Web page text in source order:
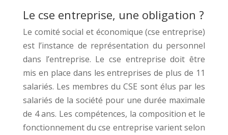
Le cse entreprise, une obligation ?
Le comité social et économique (cse entreprise)
est l’instance de représentation du personnel
dans l’entreprise. Le cse entreprise doit être
mis en place dans les entreprises de plus de 11
salariés. Les membres du CSE sont élus par les
salariés de la société pour une durée maximale
de 4 ans. Les compétences, la composition et le
fonctionnement du cse entreprise varient selon